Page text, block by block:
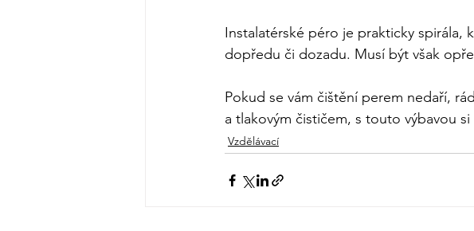
Instalatérské péro je prakticky
dopředu či dozadu. Musí být však
Pokud se vám čištění perem nedaří,
a tlakovým čističem, s touto výbavou
Vzdělávací